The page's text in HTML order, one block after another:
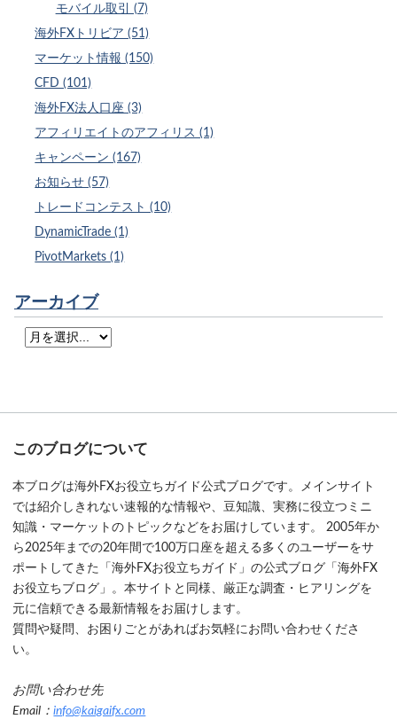
モバイル取引 (7)
海外FXトリビア (51)
マーケット情報 (150)
CFD (101)
海外FX法人口座 (3)
アフィリエイトのアフィリス (1)
キャンペーン (167)
お知らせ (57)
トレードコンテスト (10)
DynamicTrade (1)
PivotMarkets (1)
アーカイブ
このブログについて
本ブログは海外FXお役立ちガイド公式ブログです。メインサイト
では紹介しきれない速報的な情報や、豆知識、実務に役立つミニ
知識・マーケットのトピックなどをお届けしています。 2005年か
ら2025年までの20年間で100万口座を超える多くのユーザーをサ
ポートしてきた「海外FXお役立ちガイド」の公式ブログ「海外FX
お役立ちブログ」。本サイトと同様、厳正な調査・ヒアリングを
元に信頼できる最新情報をお届けします。
質問や疑問、お困りごとがあればお気軽にお問い合わせくださ
い。
お問い合わせ先
Email：info@kaigaifx.com